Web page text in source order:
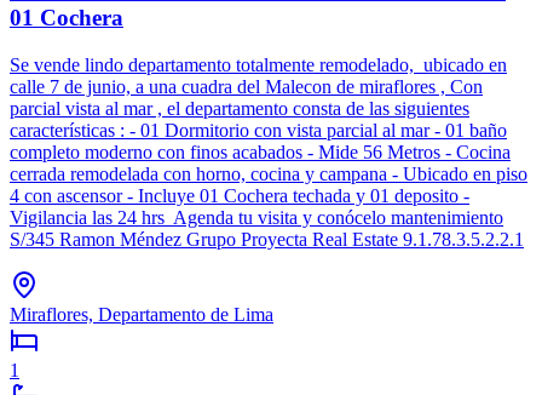
01 Cochera
Se vende lindo departamento totalmente remodelado, ubicado en
calle 7 de junio, a una cuadra del Malecon de miraflores , Con
parcial vista al mar , el departamento consta de las siguientes
características : - 01 Dormitorio con vista parcial al mar - 01 baño
completo moderno con finos acabados - Mide 56 Metros - Cocina
cerrada remodelada con horno, cocina y campana - Ubicado en piso
4 con ascensor - Incluye 01 Cochera techada y 01 deposito -
Vigilancia las 24 hrs Agenda tu visita y conócelo mantenimiento
S/345 Ramon Méndez Grupo Proyecta Real Estate 9.1.78.3.5.2.2.1
Miraflores, Departamento de Lima
1